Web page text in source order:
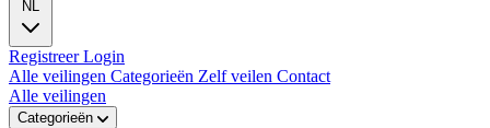
NL
RegistreerLogin
Alle veilingen Categorieën Zelf veilen Contact
Alle veilingen
Categorieën